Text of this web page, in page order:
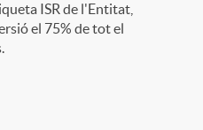
ISR de l'Entitat,
el 75% de tot el